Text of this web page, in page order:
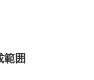
範囲